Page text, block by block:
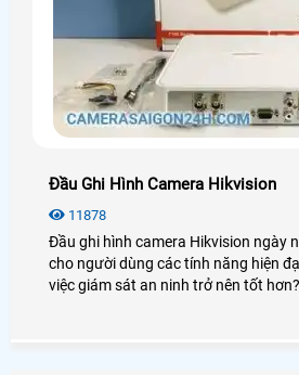
Đầu Ghi Hình Camera Hikvision
11878
Đầu ghi hình camera Hikvision ngày
cho người dùng các tính năng hiện
việc giám sát an ninh trở nên tốt